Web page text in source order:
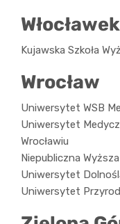
Włocławek
Kujawska Szkoła
Wrocław
Uniwersytet WSB
Uniwersytet
Wrocławiu
Niepubliczna
Uniwersytet
Uniwersytet